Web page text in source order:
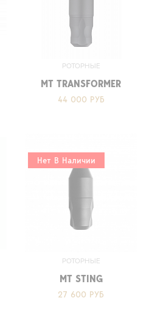
РОТОРНЫЕ
MT TRANSFORMER
44 000 РУБ
Нет В Наличии
РОТОРНЫЕ
MT STING
27 600 РУБ